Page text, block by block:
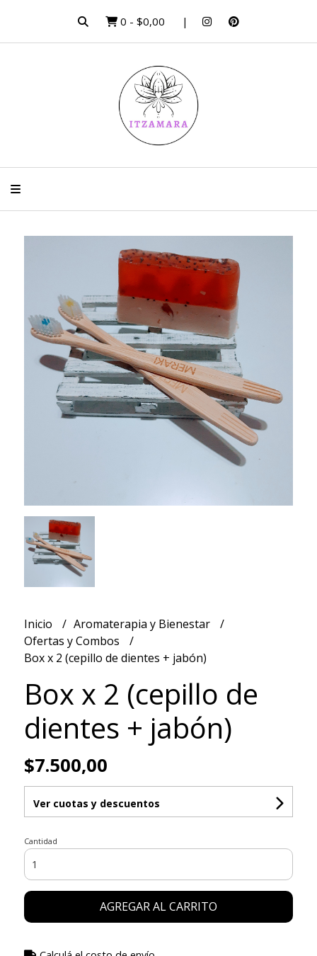
0 - $0,00
Inicio
Aromaterapia y Bienestar
Ofertas y Combos
Box x 2 (cepillo de dientes + jabón)
Box x 2 (cepillo de
dientes + jabón)
$7.500,00
Ver cuotas y descuentos
Cantidad
AGREGAR AL CARRITO